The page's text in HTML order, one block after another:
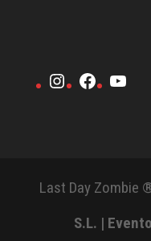
Instagram
Facebook
Last Day Zombie
S.L. |